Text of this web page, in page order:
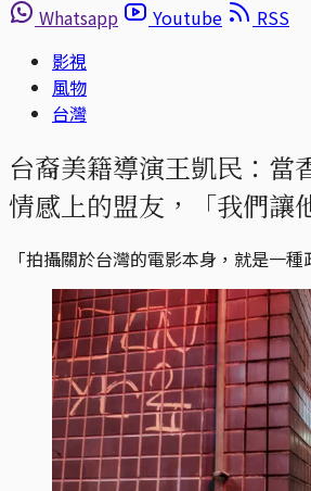
Whatsapp
Youtube
RSS
影視
風物
台灣
台裔美籍導演王凱民：當
情感上的盟友，「我們讓
「拍攝關於台灣的電影本身，就是一種